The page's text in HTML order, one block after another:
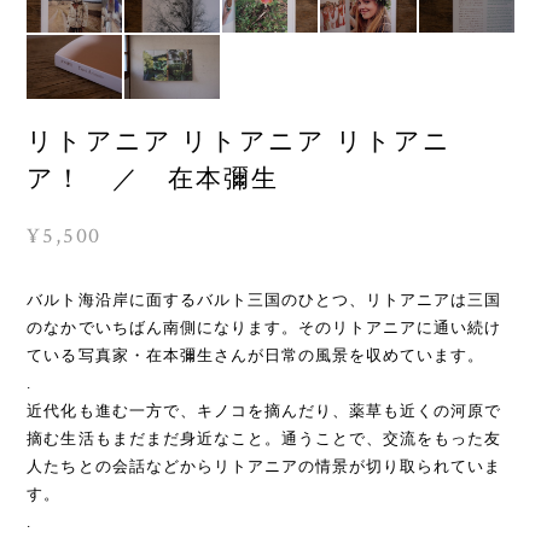
リトアニア リトアニア リトアニ
ア！ ／ 在本彌生
¥5,500
バルト海沿岸に面するバルト三国のひとつ、リトアニアは三国
のなかでいちばん南側になります。そのリトアニアに通い続け
ている写真家・在本彌生さんが日常の風景を収めています。
近代化も進む一方で、キノコを摘んだり、薬草も近くの河原で
摘む生活もまだまだ身近なこと。通うことで、交流をもった友
人たちとの会話などからリトアニアの情景が切り取られていま
す。